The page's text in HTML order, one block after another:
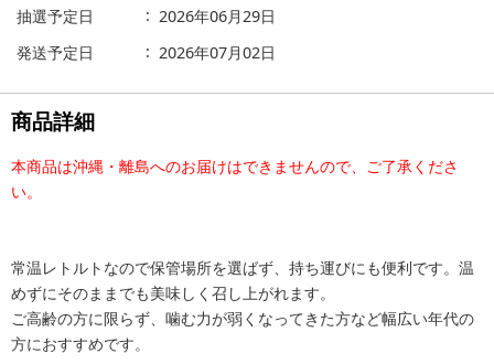
抽選予定日
2026年06月29日
発送予定日
2026年07月02日
商品詳細
本商品は沖縄・離島へのお届けはできませんので、ご了承くださ
い。
常温レトルトなので保管場所を選ばず、持ち運びにも便利です。温
めずにそのままでも美味しく召し上がれます。
ご高齢の方に限らず、噛む力が弱くなってきた方など幅広い年代の
方におすすめです。